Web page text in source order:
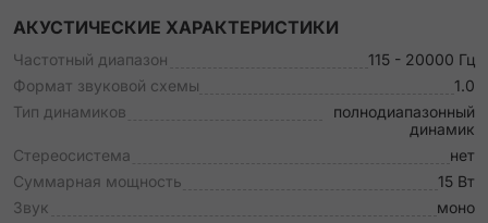
АКУСТИЧЕСКИЕ ХАРАКТЕРИСТИКИ
Частотный диапазон
115 - 20000 Гц
Формат звуковой схемы
1.0
Тип динамиков
полнодиапазонный
динамик
Стереосистема
нет
Суммарная мощность
15 Вт
Звук
моно